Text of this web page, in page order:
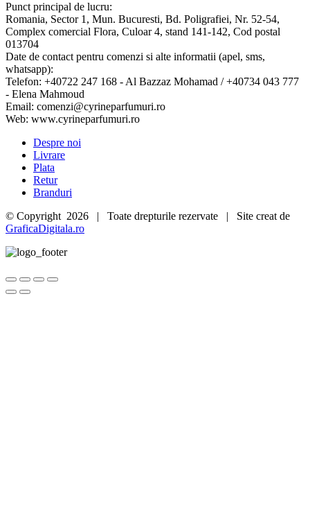
view
Punct principal de lucru:
Romania, Sector 1, Mun. Bucuresti, Bd. Poligrafiei, Nr. 52-54,
Complex comercial Flora, Culoar 4, stand 141-142, Cod postal
013704
Date de contact pentru comenzi si alte informatii (apel, sms,
whatsapp):
Telefon: +40722 247 168 - Al Bazzaz Mohamad / +40734 043 777
- Elena Mahmoud
Email: comenzi@cyrineparfumuri.ro
Web: www.cyrineparfumuri.ro
Despre noi
Livrare
Plata
Retur
Branduri
© Copyright 2026 | Toate drepturile rezervate | Site creat de
GraficaDigitala.ro